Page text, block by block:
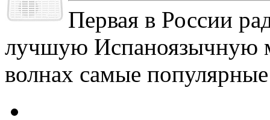
Первая в России
лучшую Испаноязычную
волнах самые